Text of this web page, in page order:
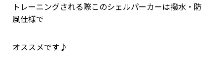
トレーニングされる際このシェルパーカーは撥水・防
風仕様で
オススメです♪